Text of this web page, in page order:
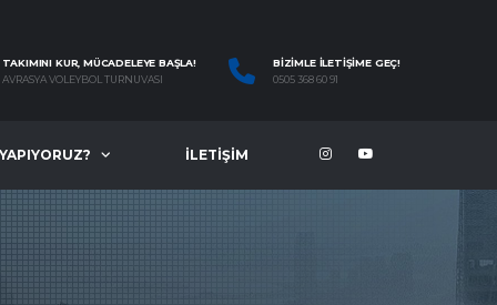
TAKIMINI KUR, MÜCADELEYE BAŞLA!
AVRASYA VOLEYBOL TURNUVASI
BIZIMLE İLETIŞIME GEÇ!
0505 368 60 91
İLETIŞIM